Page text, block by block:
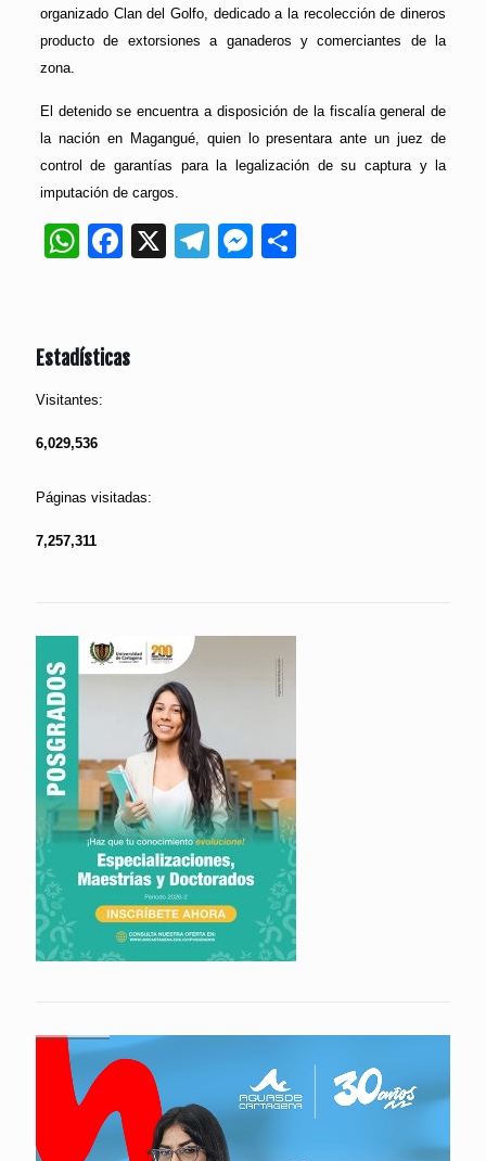
organizado Clan del Golfo, dedicado a la recolección de dineros
producto de extorsiones a ganaderos y comerciantes de la
zona.
El detenido se encuentra a disposición de la fiscalía general de
la nación en Magangué, quien lo presentara ante un juez de
control de garantías para la legalización de su captura y la
imputación de cargos.
WhatsApp
Facebook
X Telegram
Messenger
Estadísticas
Visitantes:
6,029,536
Páginas visitadas:
7,257,311